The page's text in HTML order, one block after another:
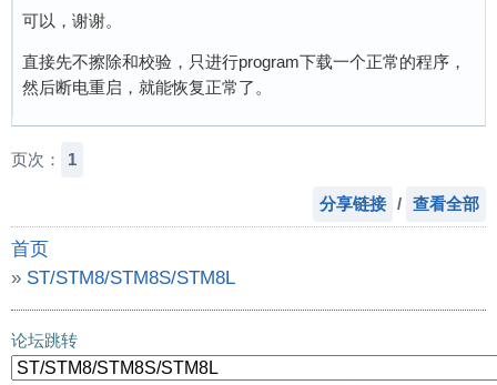
可以，谢谢。
直接先不擦除和校验，只进行program下载一个正常的程序，
然后断电重启，就能恢复正常了。
页次： 1
分享链接 / 查看全部
首页
» ST/STM8/STM8S/STM8L
»h7b0VB误烧录750VB程序后如何修复？
论坛跳转